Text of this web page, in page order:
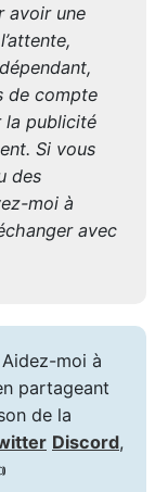
avoir une
de compte
la publicité
Si vous
des
moi à
avec
moi à
partageant
de la
Discord,